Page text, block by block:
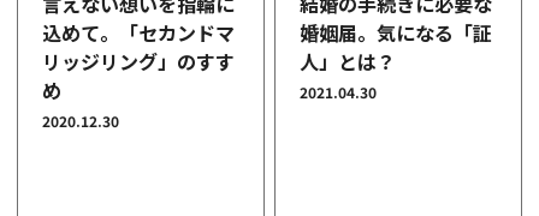
込めて。「セカンドマ
リッジリング」のすす
め
2020.12.30
婚姻届。気になる「証
人」とは？
2021.04.30